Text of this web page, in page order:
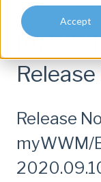
Accept
Release
myWWM/